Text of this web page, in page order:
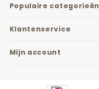
Populaire categorieën
Klantenservice
Mijn account